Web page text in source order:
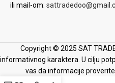
ili mail-om:
Copyright © 2025 SAT
informativnog karaktera. U cilju
vas da informacije